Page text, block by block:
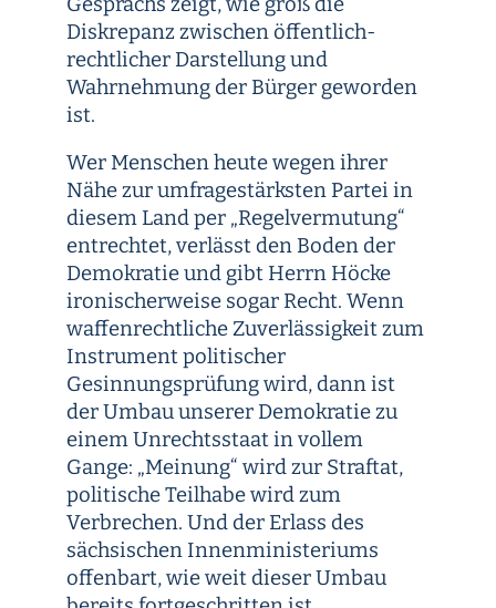
Diskrepanz zwischen öffentlich-
rechtlicher Darstellung und
Wahrnehmung der Bürger geworden
ist.
Wer Menschen heute wegen ihrer
Nähe zur umfragestärksten Partei in
diesem Land per „Regelvermutung“
entrechtet, verlässt den Boden der
Demokratie und gibt Herrn Höcke
ironischerweise sogar Recht. Wenn
waffenrechtliche Zuverlässigkeit zum
Instrument politischer
Gesinnungsprüfung wird, dann ist
der Umbau unserer Demokratie zu
einem Unrechtsstaat in vollem
Gange: „Meinung“ wird zur Straftat,
politische Teilhabe wird zum
Verbrechen. Und der Erlass des
sächsischen Innenministeriums
offenbart, wie weit dieser Umbau